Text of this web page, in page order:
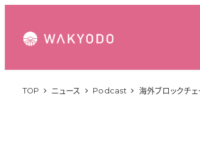
TOP ニュース Podcast 海外ブロックチ